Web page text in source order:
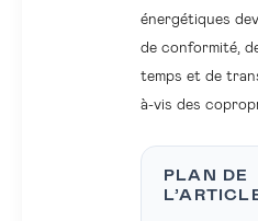
énergétiques
de conformité,
temps et de
à-vis des
PLAN DE